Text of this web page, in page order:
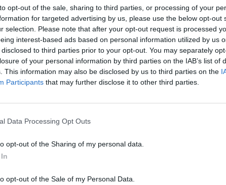
opt-out of the sale, sharing to third parties, or processing of your
for targeted advertising by us, please use the below opt-out
selection. Please note that after your opt-out request is processed
interest-based ads based on personal information utilized by us
to third parties prior to your opt-out. You may separately
of your personal information by third parties on the IAB’s list of
This information may also be disclosed by us to third parties on the
Participants that may further disclose it to other third parties.
Data Processing Opt Outs
opt-out of the Sharing of my personal data.
opt-out of the Sale of my Personal Data.
szólhat hozzá.Belépés itt!
itt találod.
Legyél te az első!